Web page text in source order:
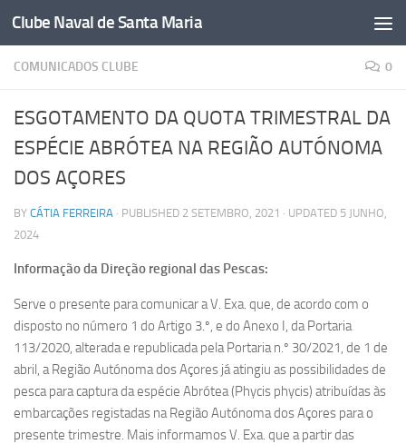
Skip to content
Clube Naval de Santa Maria
COMUNICADOS CLUBE 0
ESGOTAMENTO DA QUOTA TRIMESTRAL DA
ESPÉCIE ABRÓTEA NA REGIÃO AUTÓNOMA
DOS AÇORES
BY CÁTIA FERREIRA · PUBLISHED 2 SETEMBRO, 2021 · UPDATED 5 JUNHO,
2024
Informação da Direção regional das Pescas:
Serve o presente para comunicar a V. Exa. que, de acordo com o
disposto no número 1 do Artigo 3.º, e do Anexo I, da Portaria
113/2020, alterada e republicada pela Portaria n.º 30/2021, de 1 de
abril, a Região Autónoma dos Açores já atingiu as possibilidades de
pesca para captura da espécie Abrótea (Phycis phycis) atribuídas às
embarcações registadas na Região Autónoma dos Açores para o
presente trimestre. Mais informamos V. Exa. que a partir das